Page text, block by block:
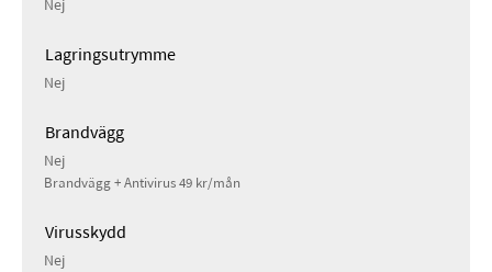
Nej
Lagringsutrymme
Nej
Brandvägg
Nej
Brandvägg + Antivirus 49 kr/mån
Virusskydd
Nej